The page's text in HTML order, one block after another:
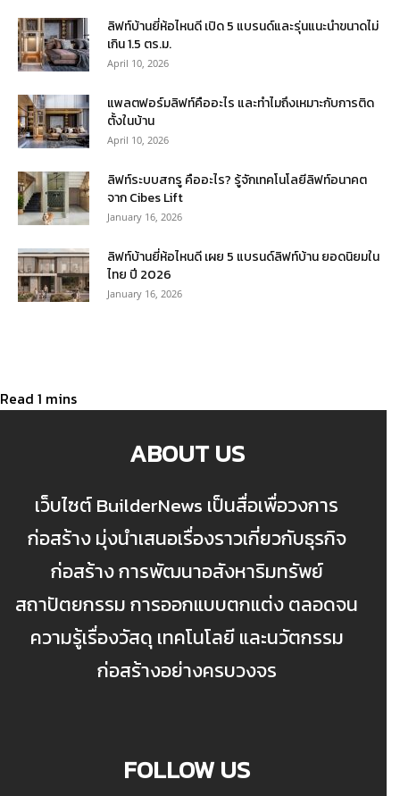
ลิฟท์บ้านยี่ห้อไหนดี เปิด 5 แบรนด์และรุ่นแนะนำขนาดไม่
เกิน 1.5 ตร.ม.
April 10, 2026
แพลตฟอร์มลิฟท์คืออะไร และทำไมถึงเหมาะกับการติด
ตั้งในบ้าน
April 10, 2026
ลิฟท์ระบบสกรู คืออะไร? รู้จักเทคโนโลยีลิฟท์อนาคต
จาก Cibes Lift
January 16, 2026
ลิฟท์บ้านยี่ห้อไหนดี เผย 5 แบรนด์ลิฟท์บ้าน ยอดนิยมใน
ไทย ปี 2026
January 16, 2026
ABOUT US
เว็บไซต์ BuilderNews เป็นสื่อเพื่อวงการ
ก่อสร้าง มุ่งนำเสนอเรื่องราวเกี่ยวกับธุรกิจ
ก่อสร้าง การพัฒนาอสังหาริมทรัพย์
สถาปัตยกรรม การออกแบบตกแต่ง ตลอดจน
ความรู้เรื่องวัสดุ เทคโนโลยี และนวัตกรรม
ก่อสร้างอย่างครบวงจร
FOLLOW US